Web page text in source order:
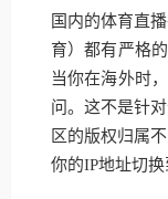
国内的体育直
育）都有严格
当你在海外时
问。这不是针
区的版权归属
你的IP地址切